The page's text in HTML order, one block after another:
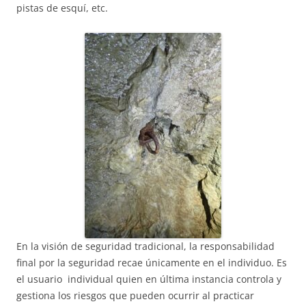
pistas de esquí, etc.
En la visión de seguridad tradicional, la responsabilidad
final por la seguridad recae únicamente en el individuo. Es
el usuario individual quien en última instancia controla y
gestiona los riesgos que pueden ocurrir al practicar